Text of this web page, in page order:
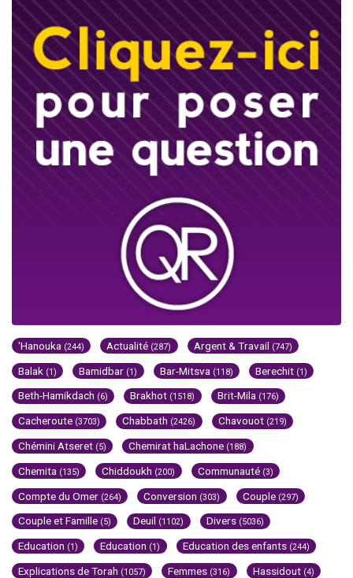
'Hanouka (244) Actualité (287) Argent & Travail (747)
Balak (1) Bamidbar (1) Bar-Mitsva (118) Berechit (1)
Beth-Hamikdach (6) Brakhot (1518) Brit-Mila (176)
Cacheroute (3703) Chabbath (2426) Chavouot (219)
Chémini Atseret (5) Chemirat haLachone (188)
Chemita (135) Chiddoukh (200) Communauté (3)
Compte du Omer (264) Conversion (303) Couple (297)
Couple et Famille (5) Deuil (1102) Divers (5036)
Education (1) Education (1) Education des enfants (244)
Explications de Torah (1057) Femmes (316) Hassidout (4)